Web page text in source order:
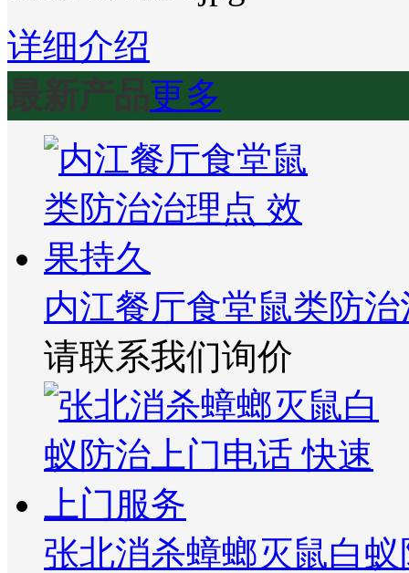
详细介绍
最新产品更多
内江餐厅食堂鼠类防
请联系我们询价
张北消杀蟑螂灭鼠白